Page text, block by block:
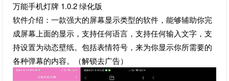
万能手机灯牌 1.0.2 绿化版
软件介绍：一款强大的屏幕显示类型的软件，能够辅助你完
成屏幕上面的显示，支持任何语言，支持任何输入文字，支
持设置为动态壁纸。包括表情符号，来为你显示你所需要的
各种弹幕的内容。（解锁去广告）